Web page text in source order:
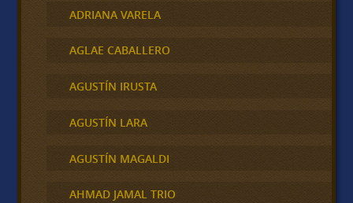
ADRIANA VARELA
AGLAE CABALLERO
AGUSTÍN IRUSTA
AGUSTÍN LARA
AGUSTÍN MAGALDI
AHMAD JAMAL TRIO